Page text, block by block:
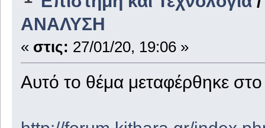
ΑΝΑΛΥΣΗ
« στις: 27/01/20, 19:06 »
Αυτό το θέμα μεταφέρθηκε